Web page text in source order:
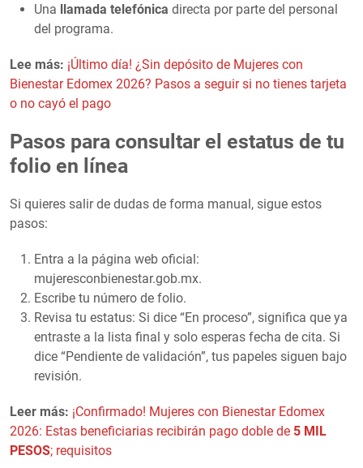
Una llamada telefónica directa por parte del personal
del programa.
Lee más: ¡Último día! ¿Sin depósito de Mujeres con
Bienestar Edomex 2026? Pasos a seguir si no tienes tarjeta
o no cayó el pago
Pasos para consultar el estatus de tu
folio en línea
Si quieres salir de dudas de forma manual, sigue estos
pasos:
Entra a la página web oficial:
mujeresconbienestar.gob.mx.
Escribe tu número de folio.
Revisa tu estatus: Si dice “En proceso”, significa que ya
entraste a la lista final y solo esperas fecha de cita. Si
dice “Pendiente de validación”, tus papeles siguen bajo
revisión.
Leer más: ¡Confirmado! Mujeres con Bienestar Edomex
2026: Estas beneficiarias recibirán pago doble de 5 MIL
PESOS; requisitos